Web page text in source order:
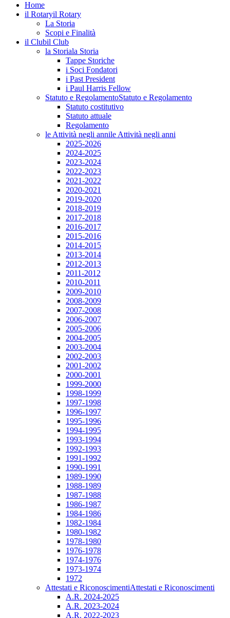
Home
il Rotaryil Rotary
La Storia
Scopi e Finalità
il Clubil Club
la Storiala Storia
Tappe Storiche
i Soci Fondatori
i Past President
i Paul Harris Fellow
Statuto e RegolamentoStatuto e Regolamento
Statuto costitutivo
Statuto attuale
Regolamento
le Attività negli annile Attività negli anni
2025-2026
2024-2025
2023-2024
2022-2023
2021-2022
2020-2021
2019-2020
2018-2019
2017-2018
2016-2017
2015-2016
2014-2015
2013-2014
2012-2013
2011-2012
2010-2011
2009-2010
2008-2009
2007-2008
2006-2007
2005-2006
2004-2005
2003-2004
2002-2003
2001-2002
2000-2001
1999-2000
1998-1999
1997-1998
1996-1997
1995-1996
1994-1995
1993-1994
1992-1993
1991-1992
1990-1991
1989-1990
1988-1989
1987-1988
1986-1987
1984-1986
1982-1984
1980-1982
1978-1980
1976-1978
1974-1976
1973-1974
1972
Attestati e RiconoscimentiAttestati e Riconoscimenti
A.R. 2024-2025
A.R. 2023-2024
A.R. 2022-2023